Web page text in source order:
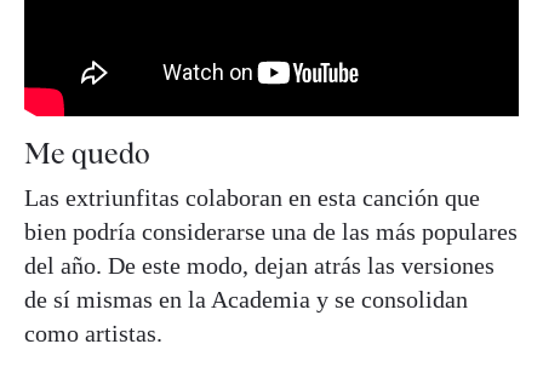
Me quedo
Las extriunfitas colaboran en esta canción que
bien podría considerarse una de las más populares
del año. De este modo, dejan atrás las versiones
de sí mismas en la Academia y se consolidan
como artistas.